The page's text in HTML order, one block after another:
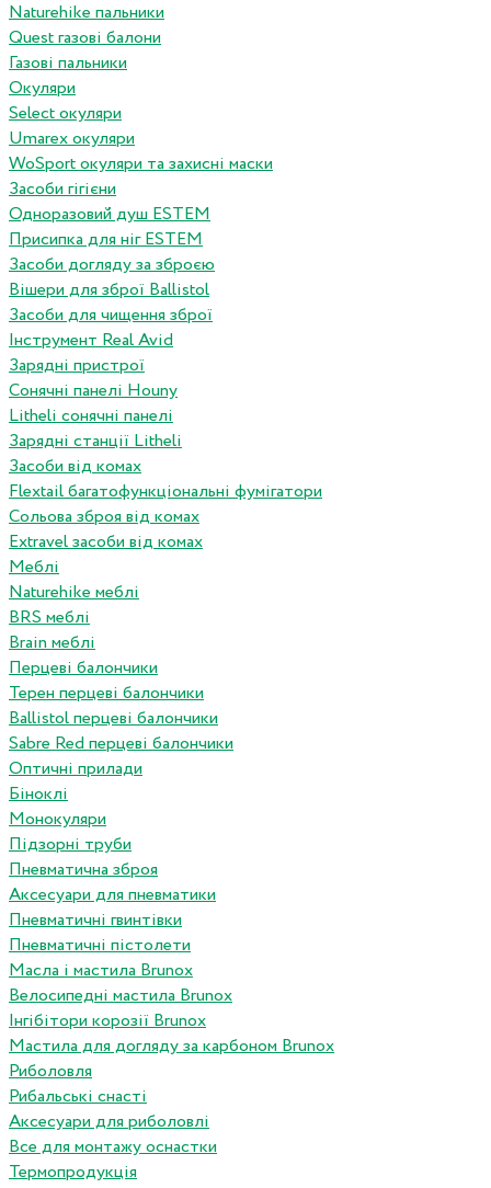
Naturehike пальники
Quest газові балони
Газові пальники
Окуляри
Select окуляри
Umarex окуляри
WoSport окуляри та захисні маски
Засоби гігієни
Одноразовий душ ESTEM
Присипка для ніг ESTEM
Засоби догляду за зброєю
Вішери для зброї Ballistol
Засоби для чищення зброї
Інструмент Real Avid
Зарядні пристрої
Сонячні панелі Houny
Litheli сонячні панелі
Зарядні станції Litheli
Засоби від комах
Flextail багатофункціональні фумігатори
Сольова зброя від комах
Extravel засоби від комах
Меблі
Naturehike меблі
BRS меблі
Brain меблі
Перцеві балончики
Терен перцеві балончики
Ballistol перцеві балончики
Sabre Red перцеві балончики
Оптичні прилади
Біноклі
Монокуляри
Підзорні труби
Пневматична зброя
Аксесуари для пневматики
Пневматичні гвинтівки
Пневматичні пістолети
Масла і мастила Brunox
Велосипедні мастила Brunox
Інгібітори корозії Brunox
Мастила для догляду за карбоном Brunox
Риболовля
Рибальські снасті
Аксесуари для риболовлі
Все для монтажу оснастки
Термопродукція